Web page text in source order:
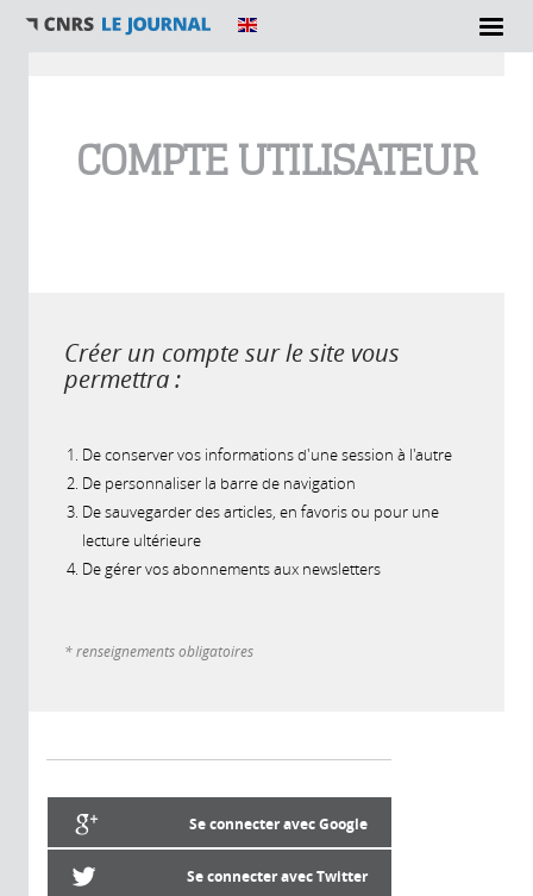
COMPTE UTILISATEUR
Créer un compte sur le site vous
permettra :
De conserver vos informations d'une session à l'autre
De personnaliser la barre de navigation
De sauvegarder des articles, en favoris ou pour une
lecture ultérieure
De gérer vos abonnements aux newsletters
* renseignements obligatoires
Se connecter avec Google
Se connecter avec Twitter